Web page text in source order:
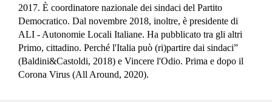
2017. È coordinatore nazionale dei sindaci del Partito
Democratico. Dal novembre 2018, inoltre, è presidente di
ALI - Autonomie Locali Italiane. Ha pubblicato tra gli altri
Primo, cittadino. Perché l'Italia può (ri)partire dai sindaci”
(Baldini&Castoldi, 2018) e Vincere l'Odio. Prima e dopo il
Corona Virus (All Around, 2020).